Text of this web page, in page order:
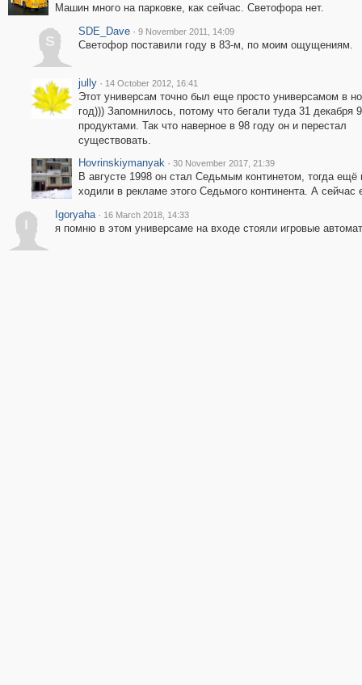
Машин много на парковке, как сейчас. Светофора нет.
S
SDE_Dave · 9 November 2011, 14:09
Светофор поставили году в 83-м, по моим ощущениям.
jully · 14 October 2012, 16:41
Этот универсам точно был еще просто универсамом в
год))) Запомнилось, потому что бегали туда 31 декабря
продуктами. Так что наверное в 98 году он и перестал
существовать.
Hovrinskiymanyak · 30 November 2017, 21:39
В августе 1998 он стал Седьмым континетом, тогда
ходили в рекламе этого Седьмого континента. А
I
Igoryaha · 16 March 2018, 14:33
я помню в этом универсаме на входе стояли игровые